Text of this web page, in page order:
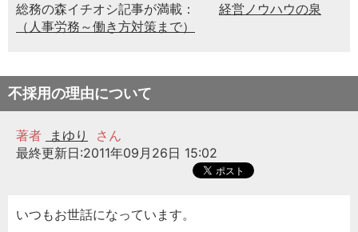
総務の森イチオシ記事が満載：
経営ノウハウの泉
（人事労務～働き方対策まで）
不採用の理由について
著者 まゆり
さん
最終更新日:2011年09月26日 15:02
いつもお世話になっています。